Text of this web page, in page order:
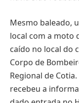
Mesmo baleado,
local com a moto
caído no local do
Corpo de
Regional de
recebeu a